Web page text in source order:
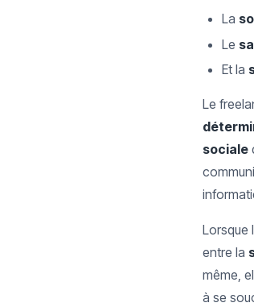
La
Le
Et la
Le
sociale
Lorsque
entre la
même,
à se